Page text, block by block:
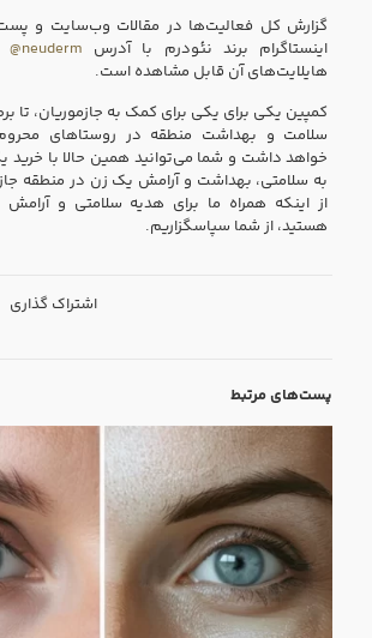
گزارش کل فعالیت‌ها در مقالات وب‌سایت و
اینستاگرام برند نئودرم با آدرس neuderm@
هایلایت‌های آن قابل مشاهده است.
کمپین یکی برای یکی برای کمک به جازموریان، تا
سلامت و بهداشت منطقه در روستاهای محروم
خواهد داشت و شما می‌توانید همین حالا با
به سلامتی، بهداشت و آرامش یک زن در منطقه
از اینکه همراه ما برای هدیه سلامتی و
هستید، از شما سپاسگزاریم.
اشتراک گذاری
پست‌های مرتبط